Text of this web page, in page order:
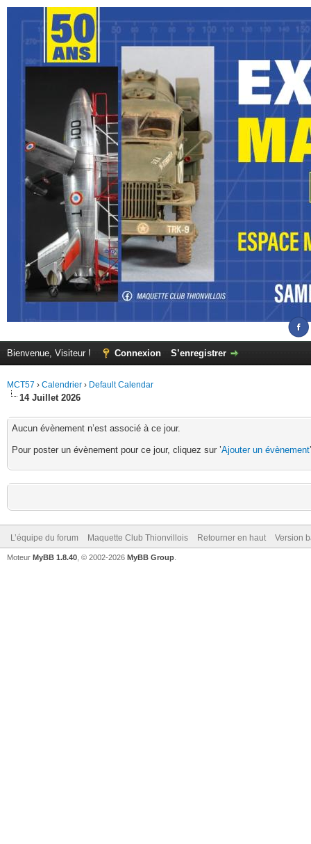
Bienvenue, Visiteur ! Connexion S’enregistrer
MCT57 › Calendrier › Default Calendar
14 Juillet 2026
Aucun évènement n’est associé à ce jour.
Pour poster un évènement pour ce jour, cliquez sur ’Ajouter un évènement
L’équipe du forum Maquette Club Thionvillois Retourner en haut Version
Moteur MyBB 1.8.40 , © 2002-2026 MyBB Group